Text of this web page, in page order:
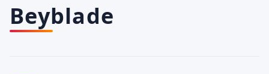
Beyblade